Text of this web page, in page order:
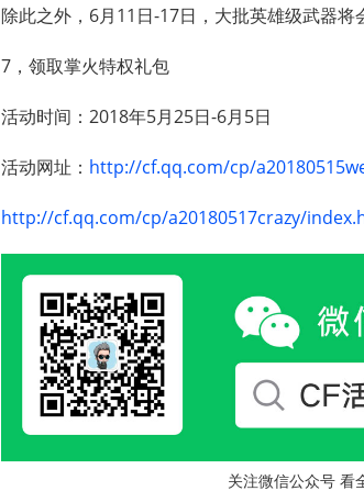
除此之外，6月11日-17日，大批英雄级武器将
7，领取掌火特权礼包
活动时间：2018年5月25日-6月5日
活动网址： http://cf.qq.com/cp/
http://cf.qq.com/cp/a20180517crazy/
关注微信公众号 看